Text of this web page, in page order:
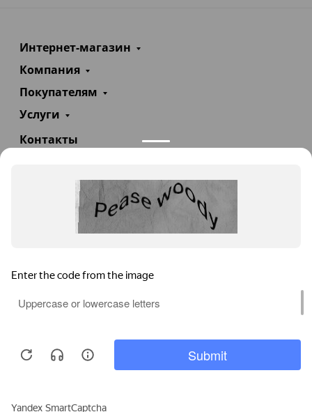
Интернет-магазин
Компания
Покупателям
Услуги
Контакты
info@teploexpert.com
Пн—Сб 09:00 – 18:00
TeploExpert.com © 2008 - 2026 Оборудование для
систем отопления, водоснабжения, канализации